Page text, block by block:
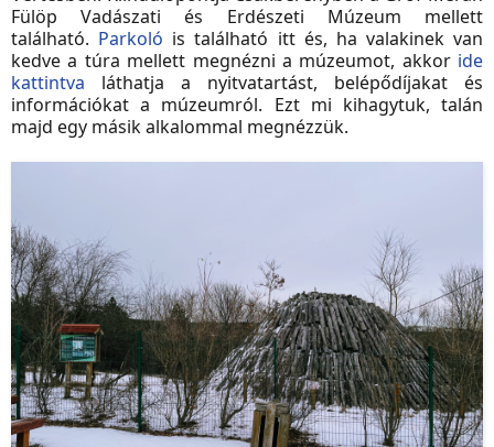
Fülöp Vadászati és Erdészeti Múzeum mellett
található. Parkoló is található itt és, ha valakinek van
kedve a túra mellett megnézni a múzeumot, akkor ide
kattintva láthatja a nyitvatartást, belépődíjakat és
információkat a múzeumról. Ezt mi kihagytuk, talán
majd egy másik alkalommal megnézzük.